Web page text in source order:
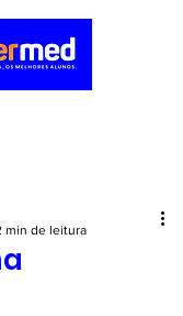
min de leitura